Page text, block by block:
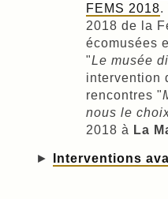
FEMS 2018.
2018 de la
écomusées
"Le musée
intervention
rencontres "
nous le
2018 à La
► Interventions